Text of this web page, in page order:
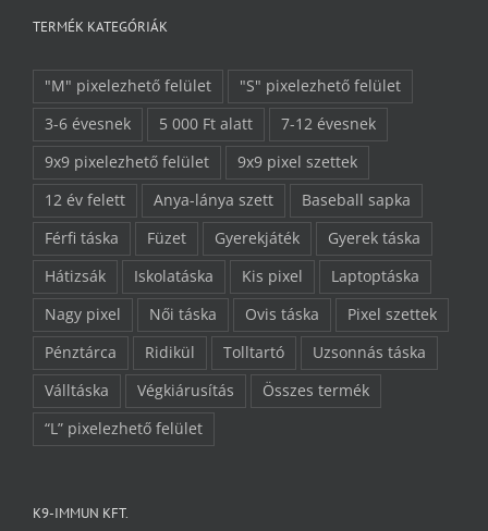
TERMÉK KATEGÓRIÁK
"M" pixelezhető felület
"S" pixelezhető felület
3-6 évesnek
5 000 Ft alatt
7-12 évesnek
9x9 pixelezhető felület
9x9 pixel szettek
12 év felett
Anya-lánya szett
Baseball sapka
Férfi táska
Füzet Gyerekjáték
Gyerek táska
Hátizsák
Iskolatáska Kis pixel
Laptoptáska
Nagy pixel
Női táska Ovis táska
Pixel szettek
Pénztárca
Ridikül Tolltartó
Uzsonnás táska
Válltáska
Végkiárusítás
Összes termék
“L” pixelezhető felület
K9-IMMUN KFT.